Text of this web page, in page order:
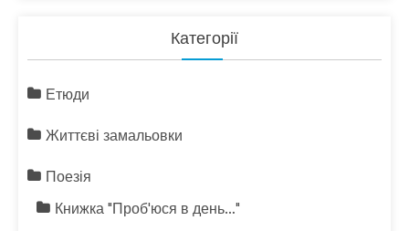
Категорії
Етюди
Життєві замальовки
Поезія
Книжка "Проб'юся в день…"